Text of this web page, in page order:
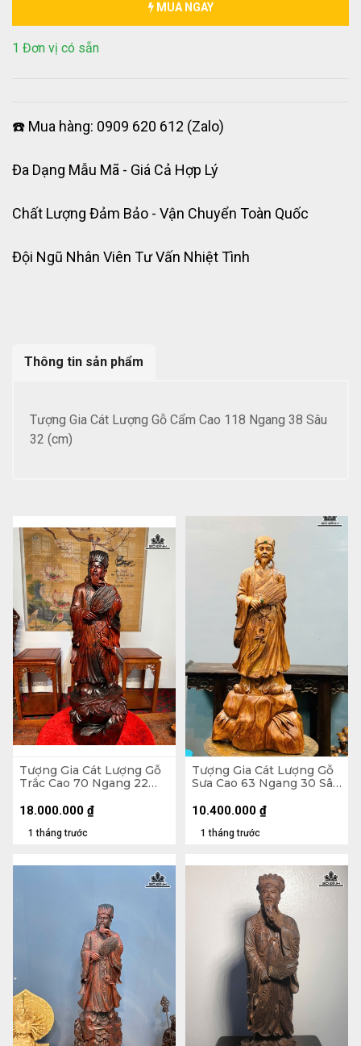
MUA NGAY
1 Đơn vị có sẵn
☎️ Mua hàng: 0909 620 612 (Zalo)
Đa Dạng Mẫu Mã - Giá Cả Hợp Lý
Chất Lượng Đảm Bảo - Vận Chuyển Toàn Quốc
Đội Ngũ Nhân Viên Tư Vấn Nhiệt Tình
Thông tin sản phẩm
Tượng Gia Cát Lượng Gỗ Cẩm Cao 118 Ngang 38 Sâu
32 (cm)
Tượng Gia Cát Lượng Gỗ
Trắc Cao 70 Ngang 22
1 tháng trước
18.000.000 ₫
Tượng Gia Cát Lượng Gỗ
Sưa Cao 63 Ngang 30 Sâu
1 tháng trước
10.400.000 ₫